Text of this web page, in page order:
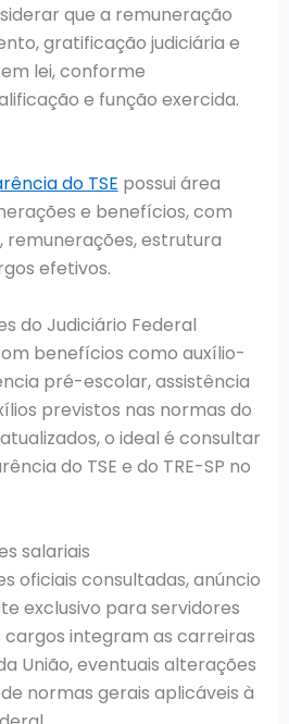
que a remuneração
gratificação judiciária e
lei, conforme
e função exercida.
do TSE possui área
e benefícios, com
remunerações, estrutura
efetivos.
do Judiciário Federal
benefícios como auxílio-
pré-escolar, assistência
previstos nas normas do
o ideal é consultar
do TSE e do TRE-SP no
salariais
oficiais consultadas, anúncio
exclusivo para servidores
cargos integram as carreiras
União, eventuais alterações
normas gerais aplicáveis à